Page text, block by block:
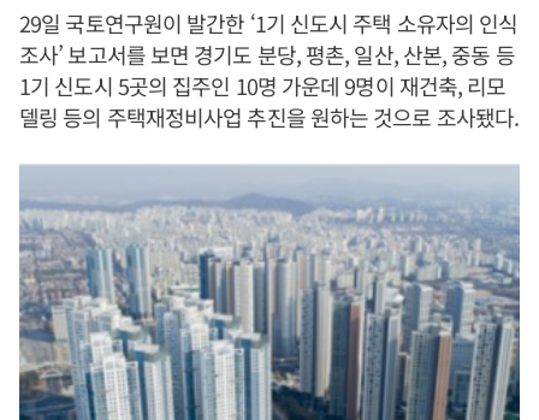
29일 국토연구원이 발간한 ‘1기 신도시 주택 소유자의 인식
조사’ 보고서를 보면 경기도 분당, 평촌, 일산, 산본, 중동 등
1기 신도시 5곳의 집주인 10명 가운데 9명이 재건축, 리모
델링 등의 주택재정비사업 추진을 원하는 것으로 조사됐다.